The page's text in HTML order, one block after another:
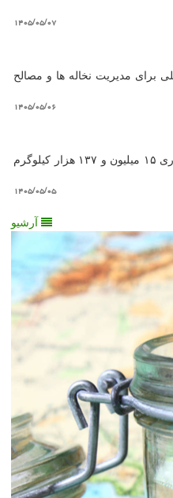
۱۴۰۵/۰۵/۰۷
برای مدیریت نخاله ها و مصالح
۱۴۰۵/۰۵/۰۶
به گزارش فقط سفر، مدیرعامل سازمان مدیریت پسماند شهرداری اصفهان از جمع آوری ۱۵ میلیون و ۱۳۷ هزار کیلوگرم
۱۴۰۵/۰۵/۰۵
آرشیو